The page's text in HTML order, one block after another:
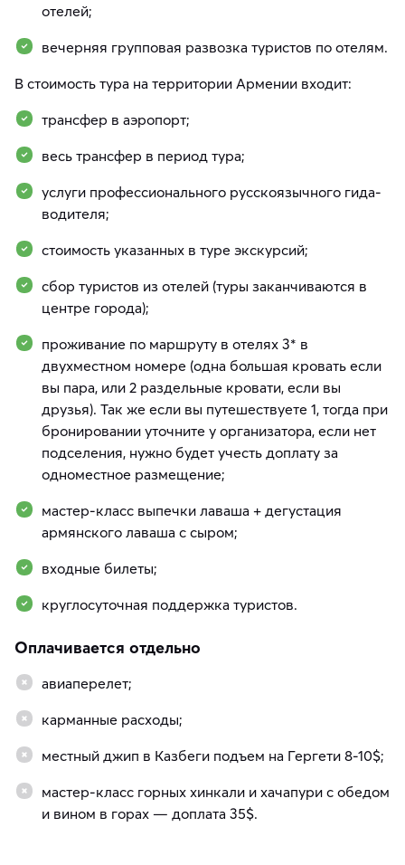
отелей;
вечерняя групповая развозка туристов по отелям.
В стоимость тура на территории Армении входит:
трансфер в аэропорт;
весь трансфер в период тура;
услуги профессионального русскоязычного гида-
водителя;
стоимость указанных в туре экскурсий;
сбор туристов из отелей (туры заканчиваются в
центре города);
проживание по маршруту в отелях 3* в
двухместном номере (одна большая кровать если
вы пара, или 2 раздельные кровати, если вы
друзья). Так же если вы путешествуете 1, тогда при
бронировании уточните у организатора, если нет
подселения, нужно будет учесть доплату за
одноместное размещение;
мастер-класс выпечки лаваша + дегустация
армянского лаваша с сыром;
входные билеты;
круглосуточная поддержка туристов.
Оплачивается отдельно
авиаперелет;
карманные расходы;
местный джип в Казбеги подъем на Гергети 8-10$;
мастер-класс горных хинкали и хачапури с обедом
и вином в горах — доплата 35$.